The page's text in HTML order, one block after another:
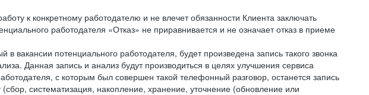
к конкретному работодателю и не влечет обязанности Клиента заключать
работодателя «Отказ» не приравнивается и не означает отказ в приеме
вакансии потенциального работодателя, будет произведена запись такого звонка
Данная запись и анализ будут производиться в целях улучшения сервиса
с которым был совершен такой телефонный разговор, останется запись
систематизация, накопление, хранение, уточнение (обновление или